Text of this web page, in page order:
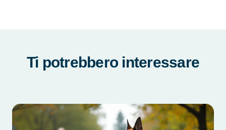
Ti potrebbero interessare